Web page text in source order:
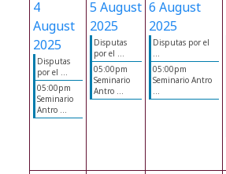
4
August
2025
Disputas
por el ...
05:00pm
Seminario
Antro ...
5 August
2025
Disputas
por el ...
05:00pm
Seminario
Antro ...
6 August
2025
Disputas por el
...
05:00pm
Seminario Antro
...